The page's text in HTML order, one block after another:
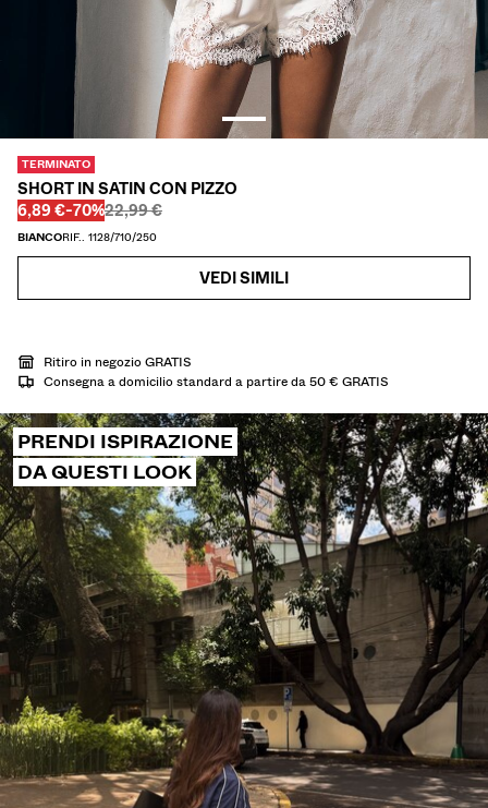
TERMINATO
SHORT IN SATIN CON PIZZO
PREZZO CON SCONTO
6,89 €SCONTO DEL
-70%Prima
22,99 €
Prima
BIANCORIF.. 1128/710/250
VEDI SIMILI
Ritiro in negozio GRATIS
Consegna a domicilio standard a partire da 50 € GRATIS
PRENDI ISPIRAZIONE
DA QUESTI LOOK
GIORNI DI SALDI
SELLERS
SPECIALI
MUSIC
CARTA REGALO MMBRS